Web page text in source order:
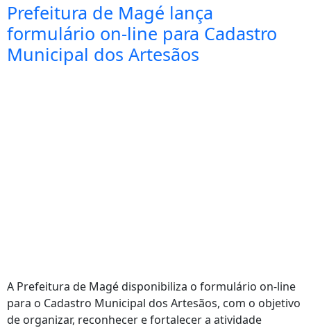
Prefeitura de Magé lança
formulário on-line para Cadastro
Municipal dos Artesãos
A Prefeitura de Magé disponibiliza o formulário on-line
para o Cadastro Municipal dos Artesãos, com o objetivo
de organizar, reconhecer e fortalecer a atividade